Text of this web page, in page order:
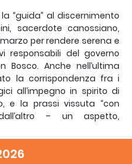
“guida” al discernimento
sacerdote canossiano,
per rendere serena e
responsabili del governo
Bosco. Anche nell’ultima
la corrispondenza fra i
all’impegno in spirito di
e la prassi vissuta “con
– un aspetto,